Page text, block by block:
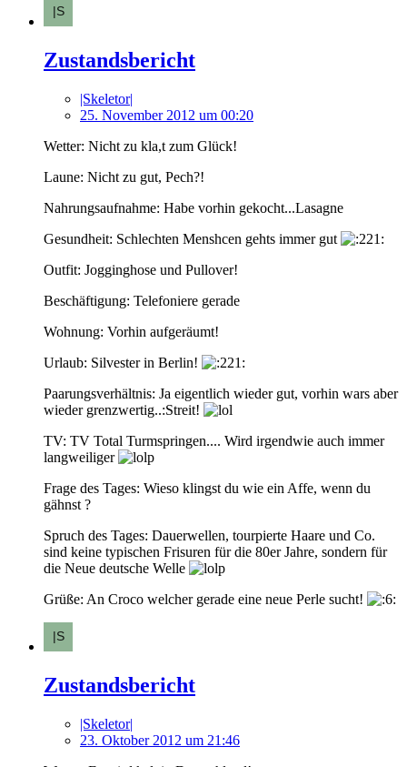
Zustandsbericht
|Skeletor|
25. November 2012 um 00:20
Wetter: Nicht zu kla,t zum Glück!
Laune: Nicht zu gut, Pech?!
Nahrungsaufnahme: Habe vorhin gekocht...Lasagne
Gesundheit: Schlechten Menshcen gehts immer gut
Outfit: Jogginghose und Pullover!
Beschäftigung: Telefoniere gerade
Wohnung: Vorhin aufgeräumt!
Urlaub: Silvester in Berlin!
Paarungsverhältnis: Ja eigentlich wieder gut, vorhin wars aber
wieder grenzwertig..:Streit!
TV: TV Total Turmspringen.... Wird irgendwie auch immer
langweiliger
Frage des Tages: Wieso klingst du wie ein Affe, wenn du
gähnst ?
Spruch des Tages: Dauerwellen, tourpierte Haare und Co.
sind keine typischen Frisuren für die 80er Jahre, sondern für
die Neue deutsche Welle
Grüße: An Croco welcher gerade eine neue Perle sucht!
Zustandsbericht
|Skeletor|
23. Oktober 2012 um 21:46